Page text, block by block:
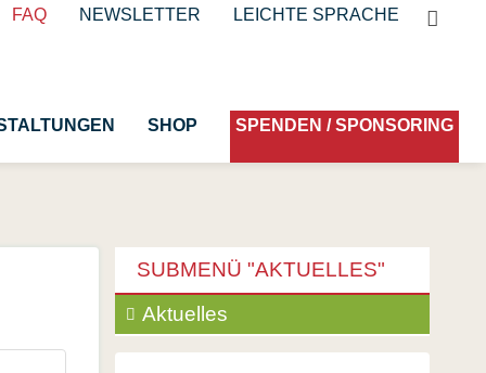
FAQ NEWSLETTER LEICHTE SPRACHE
Naturgarten anlegen
Nachhaltig gärtnern
Pflanzlisten und Leitfäden
Online-Lernplattform
SHOP SPENDEN / SPONSORING
SUBMENÜ "AKTUELLES"
Navigation
überspringen
Aktuelles